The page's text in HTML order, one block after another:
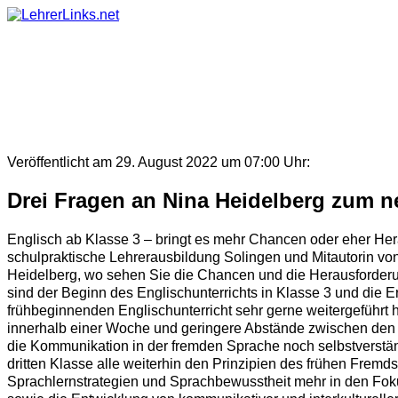
Skip
Veröffentlicht am 29. August 2022 um 07:00 Uhr:
Drei Fragen an Nina Heidelberg zum
Englisch ab Klasse 3 – bringt es mehr Chancen oder eher
schulpraktische Lehrerausbildung Solingen und Mitautorin
Heidelberg, wo sehen Sie die Chancen und die
sind der Beginn des Englischunterrichts in Klasse 3 und die
frühbeginnenden Englischunterricht sehr gerne
innerhalb einer Woche und geringere Abstände zwischen
die Kommunikation in der fremden Sprache noch
dritten Klasse alle weiterhin den Prinzipien des frühen
Sprachlernstrategien und Sprachbewusstheit mehr in den